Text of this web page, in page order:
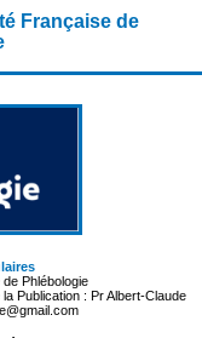
Française de
Phlébologie
Publication : Pr Albert-Claude